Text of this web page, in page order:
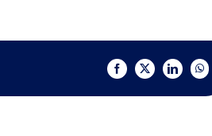
Facebook
X LinkedIn